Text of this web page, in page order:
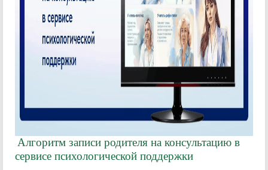
Алгоритм записи родителя на консультацию в
сервисе психологической поддержки